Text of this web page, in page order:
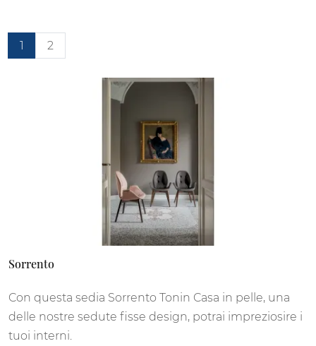
1 2
Sorrento
Con questa sedia Sorrento Tonin Casa in pelle, una
delle nostre sedute fisse design, potrai impreziosire i
tuoi interni.